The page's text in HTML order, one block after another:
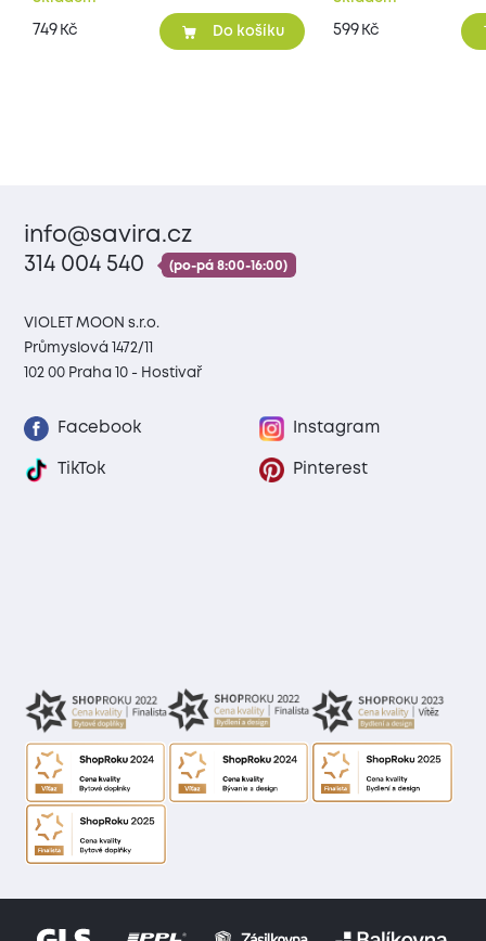
749 Kč Do košíku 599 Kč
info@savira.cz
314 004 540
(po-pá 8:00-16:00)
VIOLET MOON s.r.o.
Průmyslová 1472/11
102 00 Praha 10 - Hostivař
Facebook Instagram
TikTok Pinterest